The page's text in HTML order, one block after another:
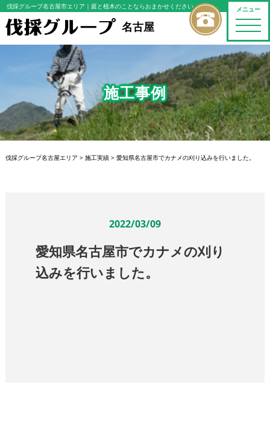
メニュー
toggle
伐採グループ名古屋市エリア ｜庭と植木のことならおまかせください
名古屋
施工事例
伐採グループ名古屋エリア > 施工実績> 愛知県名古屋市でカナメの刈り込みを行いました。
2022/03/09
愛知県名古屋市でカナメの刈り
込みを行いました。